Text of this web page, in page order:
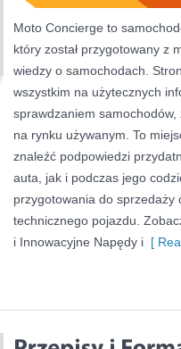
Moto Concierge to
który został przygotowany z
wiedzy o samochodach.
wszystkim na użytecznych
sprawdzaniem samochodów,
na rynku używanym. To
znaleźć podpowiedzi
auta, jak i podczas jego
przygotowania do sprzedaży
technicznego pojazdu.
i Innowacyjne Napędy i [